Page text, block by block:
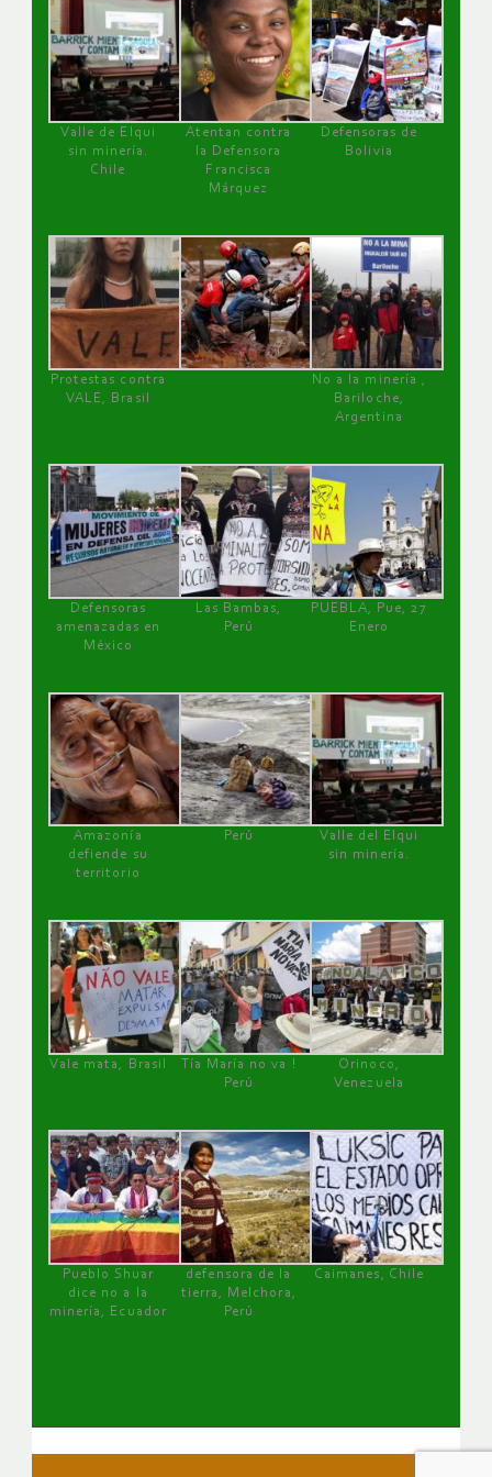
Valle de Elqui
sin minería.
Chile
Atentan contra
la Defensora
Francisca
Márquez
Defensoras de
Bolivia
Protestas contra
VALE, Brasil
No a la minería ,
Bariloche,
Argentina
Defensoras
amenazadas en
México
Las Bambas,
Perú
PUEBLA, Pue, 27
Enero
Amazonía
defiende su
territorio
Perú
Valle del Elqui
sin minería.
Vale mata, Brasil
Tía María no va !
Perú
Orinoco,
Venezuela
Pueblo Shuar
dice no a la
minería, Ecuador
defensora de la
tierra, Melchora,
Perú
Caimanes, Chile